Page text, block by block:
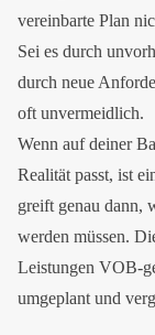
vereinbarte Plan
Sei es durch
durch neue
oft unvermeidlich.
Wenn auf deiner
Realität passt, ist
greift genau dann,
werden müssen.
Leistungen VOB-
umgeplant und